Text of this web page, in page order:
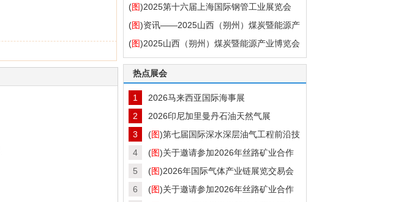
日本KOSO阀门（中国）有限公司
苏州倾佳电子有限公司
优瑞达电子科技有限公司
山东泰丰智能控制股份有限公司电子商部
会盛大开幕
(图)2025第十六届上海国际钢管工业展览会
(图)资讯——2025山西（朔州）煤炭暨能源产
业博览会
(图)2025山西（朔州）煤炭暨能源产业博览会
热点展会
1
2026马来西亚国际海事展
2
2026印尼加里曼丹石油天然气展
3
(图)第七届国际深水深层油气工程前沿技
术研讨会暨第六届国际水合物青年论坛
4 (图)关于邀请参加2026年丝路矿业合作
论坛及 中国新疆国际煤炭工业博览会的函
5 (图)2026年国际气体产业链展览交易会
（第二十七届国际气体技术、设备与应用展览
6 (图)关于邀请参加2026年丝路矿业合作